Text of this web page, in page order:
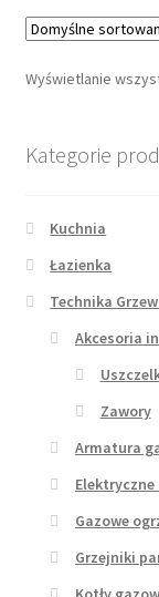
Wyświetlanie
Kategorie
Kuchnia
Łazienka
Technika
Akcesoria
Zawory
Armatura
Gazowe
Grzejniki